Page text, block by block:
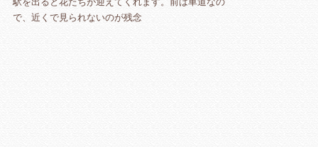
で、近くで見られないのが残念